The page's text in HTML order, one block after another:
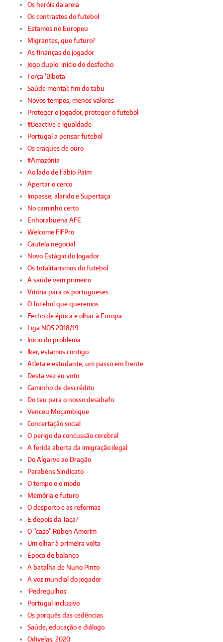
Os heróis da areia
Os contrastes do futebol
Estamos no Europeu
Migrantes, que futuro?
As finanças do jogador
Jogo duplo: início do desfecho
Força ‘Bibota’
Saúde mental: fim do tabu
Novos tempos, menos valores
Proteger o jogador, proteger o futebol
#Beactive e igualdade
Portugal a pensar futebol
Os craques de ouro
#Amazónia
Ao lado de Fábio Paim
Apertar o cerco
Impasse, alarido e Supertaça
No caminho certo
Enhorabuena AFE
Welcome FIFPro
Cautela negocial
Novo Estágio do Jogador
Os totalitarismos do futebol
A saúde vem primeiro
Vitória para os portugueses
O futebol que queremos
Fecho de época e olhar à Europa
Liga NOS 2018/19
Início do problema
Iker, estamos contigo
Atleta e estudante, um passo em frente
Desta vez eu voto
Caminho de descrédito
Do teu para o nosso desabafo
Venceu Moçambique
Concertação social
O perigo da concussão cerebral
A ferida aberta da imigração ilegal
Do Algarve ao Dragão
Parabéns Sindicato
O tempo e o modo
Memória e futuro
O desporto e as reformas
E depois da Taça?
O “caso” Rúben Amorim
Um olhar à primeira volta
Época de balanço
A batalha de Nuno Pinto
A voz mundial do jogador
'Pedregulhos'
Portugal inclusivo
Os porquês das cedências
Saúde, educação e diálogo
Odivelas, 2020